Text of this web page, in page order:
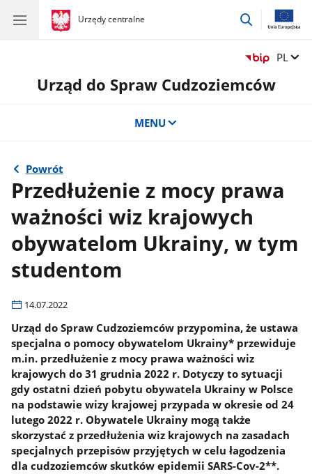
gov.pl
Urzędy centralne
gov.pl
Urzędy
przejdź
Zmień
PL
Urząd do Spraw Cudzoziemców
MENU
Powrót
Przedłużenie z mocy prawa
ważności wiz krajowych
obywatelom Ukrainy, w tym
studentom
14.07.2022
Urząd do Spraw Cudzoziemców przypomina, że ustawa
specjalna o pomocy obywatelom Ukrainy* przewiduje
m.in. przedłużenie z mocy prawa ważności wiz
krajowych do 31 grudnia 2022 r. Dotyczy to sytuacji
gdy ostatni dzień pobytu obywatela Ukrainy w Polsce
na podstawie wizy krajowej przypada w okresie od 24
lutego 2022 r. Obywatele Ukrainy mogą także
skorzystać z przedłużenia wiz krajowych na zasadach
specjalnych przepisów przyjętych w celu łagodzenia
dla cudzoziemców skutków epidemii SARS-Cov-2**.